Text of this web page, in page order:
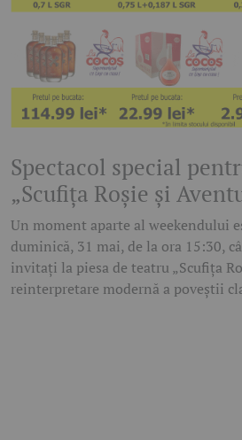
Spectacol special
„Scufița Roșie și
Un moment aparte al weekendului
duminică, 31 mai, de la ora 15:30,
invitați la piesa de teatru „Scufița
reinterpretare modernă a poveștii